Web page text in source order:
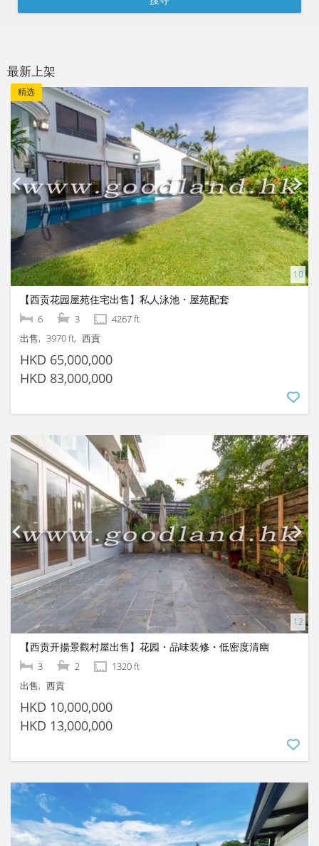
最新上架
精选
【西贡花园屋苑住宅出售】私人泳池・屋苑配套
6 3
4267 ft
出售
3970 ft 西貢
HKD 65,000,000
HKD 83,000,000
【西贡开揚景觀村屋出售】花园・品味装修・低密度清幽
3 2
1320 ft
出售
西貢
HKD 10,000,000
HKD 13,000,000